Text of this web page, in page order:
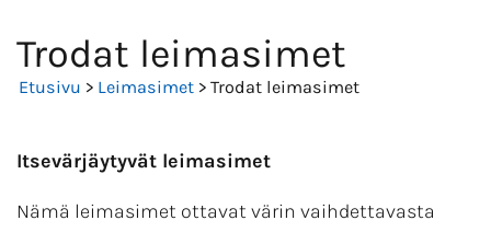
Trodat leimasimet
Etusivu > Leimasimet > Trodat leimasimet
Itsevärjäytyvät leimasimet
Nämä leimasimet ottavat värin vaihdettavasta